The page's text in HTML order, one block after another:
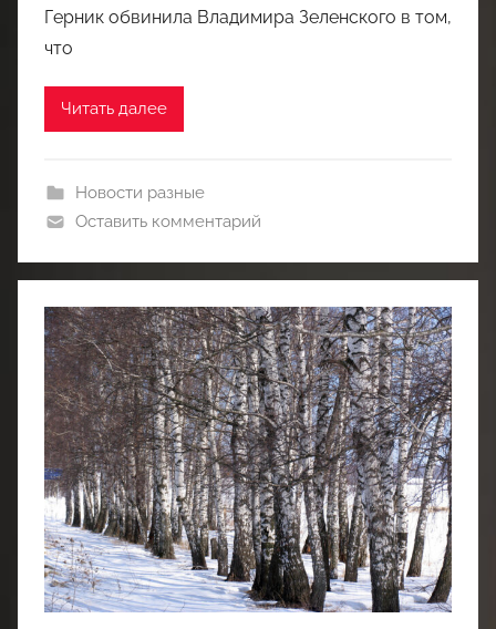
Герник обвинила Владимира Зеленского в том,
что
Читать далее
Новости разные
Оставить комментарий